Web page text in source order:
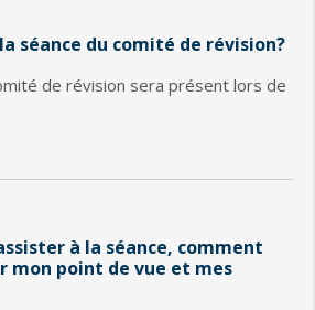
séance du comité de révision?
de révision sera présent lors de
à la séance, comment
mon point de vue et mes